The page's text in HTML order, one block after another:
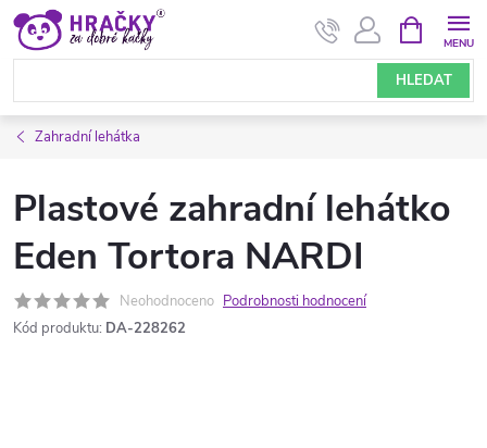
Přejít
obsah
HLEDAT
NÁKUPNÍ
KOŠÍK
Zahradní lehátka
Plastové zahradní lehátko
Eden Tortora NARDI
Neohodnoceno Podrobnosti hodnocení
Kód produktu: DA-228262